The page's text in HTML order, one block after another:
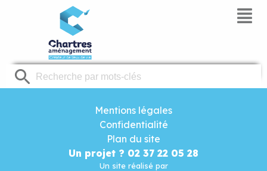
Mentions légales
Confidentialité
Plan du site
Un projet ? 02 37 22 05 28
Un site réalisé par
Panneau de gestion des cookies